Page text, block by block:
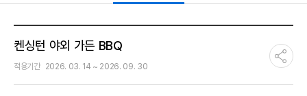
켄싱턴 야외 가든 BBQ
적용기간 2026. 03. 14 ~ 2026. 09. 30